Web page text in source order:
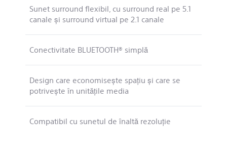
Sunet surround flexibil, cu surround real pe 5.1
canale şi surround virtual pe 2.1 canale
Conectivitate BLUETOOTH® simplă
Design care economiseşte spaţiu şi care se
potriveşte în unităţile media
Compatibil cu sunetul de înaltă rezoluţie